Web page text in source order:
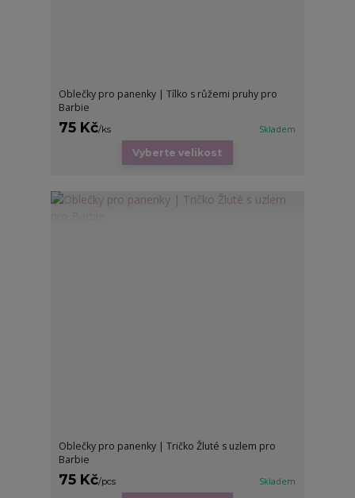
Oblečky pro panenky | Tílko s růžemi pruhy pro
Barbie
75 Kč/ks Skladem
Vyberte velikost
Oblečky pro panenky | Tričko Žluté s uzlem pro
Barbie
75 Kč/pcs Skladem